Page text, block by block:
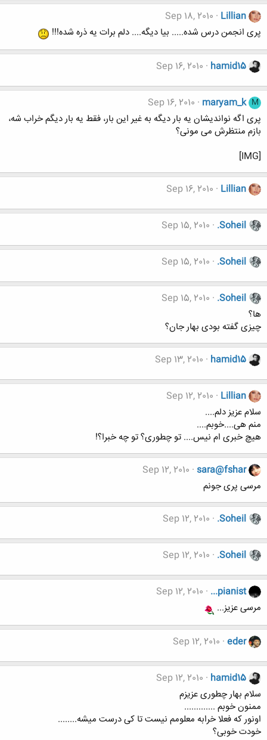
Lillian
Sep 18, 2010
پری انجمن درس شده..... بیا دیگه.... دلم برات یه ذره شده!!!
hamid15
Sep 16, 2010
M
maryam_k
Sep 16, 2010
پری اگه نواندیشان یه بار دیگه به غیر این بار، فقط یه بار دیگم خراب شه،
بازم منتظرش می مونی؟
[IMG]
Lillian
Sep 16, 2010
.Soheil
Sep 15, 2010
.Soheil
Sep 15, 2010
.Soheil
Sep 15, 2010
ها؟
چیزی گفته بودی بهار جان؟
hamid15
Sep 13, 2010
Lillian
Sep 12, 2010
سلام عزیز دلم....
منم هی....خوبم....
هیچ خبری ام نیس.... تو چطوری؟ تو چه خبرا؟!
sara@fshar
Sep 12, 2010
مرسی پری جونم
.Soheil
Sep 12, 2010
.Soheil
Sep 12, 2010
...pianist
Sep 12, 2010
مرسی عزیز...
eder
Sep 12, 2010
hamid15
Sep 12, 2010
سلام بهار چطوری عزیزم
ممنون خوبم .............
اونور که فعلا خرابه معلومم نیست تا کی درست میشه........
خودت خوبی؟